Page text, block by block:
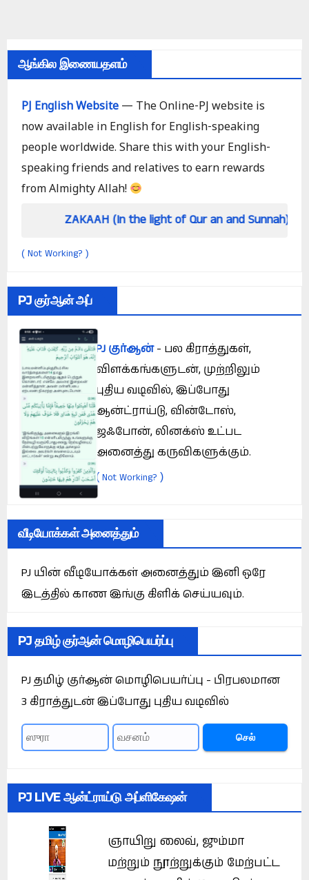
ஆங்கில இணையதளம்
PJ English Website — The Online-PJ website is
now available in English for English-speaking
people worldwide. Share this with your English-
speaking friends and relatives to earn rewards
from Almighty Allah!
(In the light of Qur an and Sunnah)
( Not Working? )
PJ குர்ஆன் அப்
PJ குர்ஆன்- பல கிராத்துகள்,
விளக்கங்களுடன், முற்றிலும்
புதிய வடிவில், இப்போது
ஆன்ட்ராய்டு, வின்டோஸ்,
ஜஃபோன், லினக்ஸ் உட்பட
அனைத்து கருவிகளுக்கும்.
(Not Working? )
வீடியோக்கள் அனைத்தும்
PJ யின் வீடியோக்கள் அனைத்தும் இனி ஒரே
இடத்தில் காண இங்கு கிளிக் செய்யவும்.
PJ தமிழ் குர்ஆன் மொழிபெயர்ப்பு
PJ தமிழ் குர்ஆன் மொழிபெயர்ப்பு - பிரபலமான
3 கிராத்துடன் இப்போது புதிய வடிவில்
செல்
PJ LIVE ஆன்ட்ராய்டு அப்ளிகேஷன்
ஞாயிறு லைவ், ஜும்மா
மற்றும் நூற்றுக்கும் மேற்பட்ட